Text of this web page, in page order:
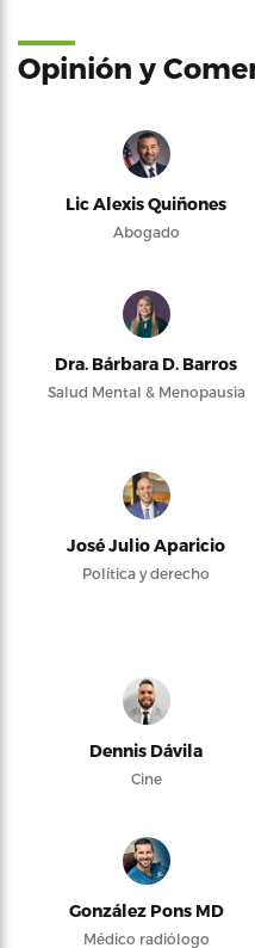
Opinión y
Lic Alexis Quiñones
Abogado
Dra. Bárbara D. Barros
Salud Mental & Menopausia
José Julio Aparicio
Política y derecho
Dennis Dávila
Cine
González Pons MD
Médico radiólogo